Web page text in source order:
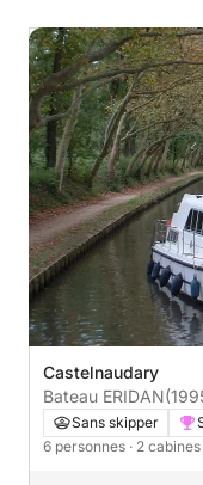
Castelnaudary
Bateau ERIDAN
Sans skipper
6 personnes · 2 cabines